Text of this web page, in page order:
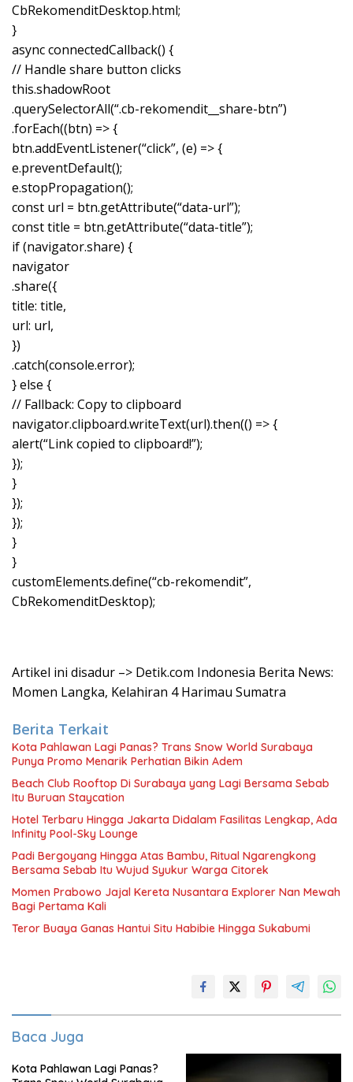
CbRekomenditDesktop.html;
}
async connectedCallback() {
// Handle share button clicks
this.shadowRoot
.querySelectorAll(“.cb-rekomendit__share-btn”)
.forEach((btn) => {
btn.addEventListener(“click”, (e) => {
e.preventDefault();
e.stopPropagation();
const url = btn.getAttribute(“data-url”);
const title = btn.getAttribute(“data-title”);
if (navigator.share) {
navigator
.share({
title: title,
url: url,
})
.catch(console.error);
} else {
// Fallback: Copy to clipboard
navigator.clipboard.writeText(url).then(() => {
alert(“Link copied to clipboard!”);
});
}
});
});
}
}
customElements.define(“cb-rekomendit”,
CbRekomenditDesktop);
Artikel ini disadur –> Detik.com Indonesia Berita News:
Momen Langka, Kelahiran 4 Harimau Sumatra
Berita Terkait
Kota Pahlawan Lagi Panas? Trans Snow World Surabaya
Punya Promo Menarik Perhatian Bikin Adem
Beach Club Rooftop Di Surabaya yang Lagi Bersama Sebab
Itu Buruan Staycation
Hotel Terbaru Hingga Jakarta Didalam Fasilitas Lengkap, Ada
Infinity Pool-Sky Lounge
Padi Bergoyang Hingga Atas Bambu, Ritual Ngarengkong
Bersama Sebab Itu Wujud Syukur Warga Citorek
Momen Prabowo Jajal Kereta Nusantara Explorer Nan Mewah
Bagi Pertama Kali
Teror Buaya Ganas Hantui Situ Habibie Hingga Sukabumi
Baca Juga
Kota Pahlawan Lagi Panas?